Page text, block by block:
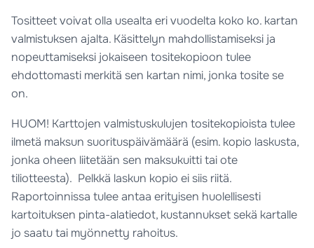
Tositteet voivat olla usealta eri vuodelta koko ko. kartan
valmistuksen ajalta. Käsittelyn mahdollistamiseksi ja
nopeuttamiseksi jokaiseen tositekopioon tulee
ehdottomasti merkitä sen kartan nimi, jonka tosite se
on.
HUOM! Karttojen valmistuskulujen tositekopioista tulee
ilmetä maksun suorituspäivämäärä (esim. kopio laskusta,
jonka oheen liitetään sen maksukuitti tai ote
tiliotteesta). Pelkkä laskun kopio ei siis riitä.
Raportoinnissa tulee antaa erityisen huolellisesti
kartoituksen pinta-alatiedot, kustannukset sekä kartalle
jo saatu tai myönnetty rahoitus.